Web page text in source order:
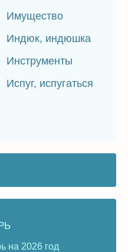
Имущество
Индюк, индюшка
Инструменты
Испуг, испугаться
на 2026 год